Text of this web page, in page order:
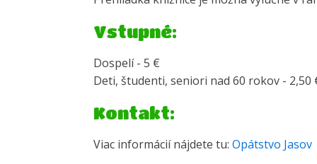
Vstupné:
Dospelí - 5 €
Deti, študenti, seniori nad 60 rokov - 2,50
Kontakt:
Viac informácií nájdete tu: Opátstvo Jasov